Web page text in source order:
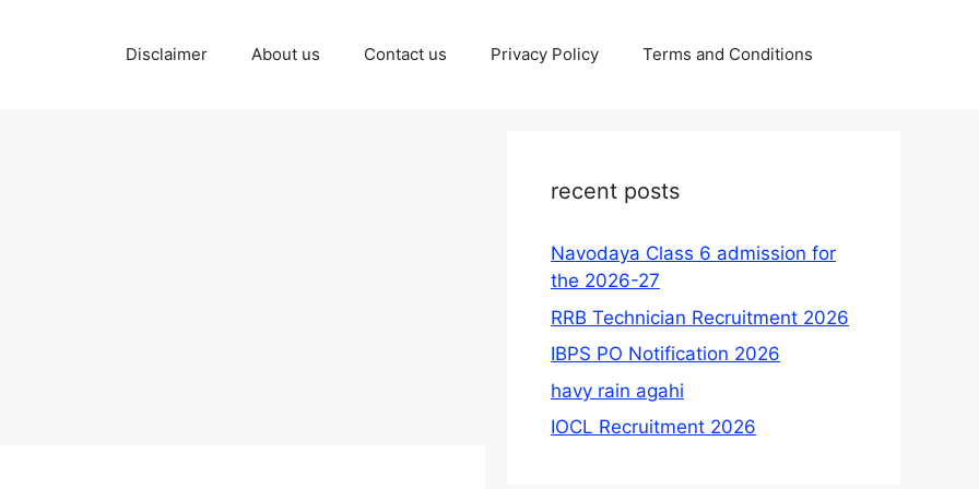
Disclaimer About us Contact us Privacy Policy Terms and Conditions
recent posts
Navodaya Class 6 admission for
the 2026-27
RRB Technician Recruitment 2026
IBPS PO Notification 2026
havy rain agahi
IOCL Recruitment 2026